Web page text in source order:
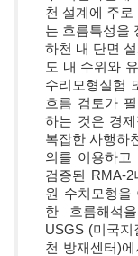
천 설계에 주
는 흐름특성을
하천 내 단면
도 내 수위와
수리모형실험
흐름 검토가
하는 것은 경
복잡한 사행하
의를 이용하
검증된 RMA-
원 수치모형을
한 흐름해석
USGS (미국
천 방재센터)